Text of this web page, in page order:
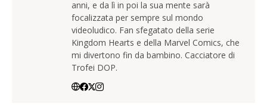
anni, e da lì in poi la sua mente sarà
focalizzata per sempre sul mondo
videoludico. Fan sfegatato della serie
Kingdom Hearts e della Marvel Comics, che
mi divertono fin da bambino. Cacciatore di
Trofei DOP.